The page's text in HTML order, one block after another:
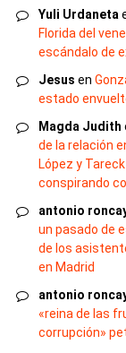
Yuli Urdaneta
Florida del
escándalo de
Jesus en
estado
Magda Judith
de la relación
López y
conspirando
antonio
un pasado de
de los
en Madrid
antonio
«reina de las
corrupción»